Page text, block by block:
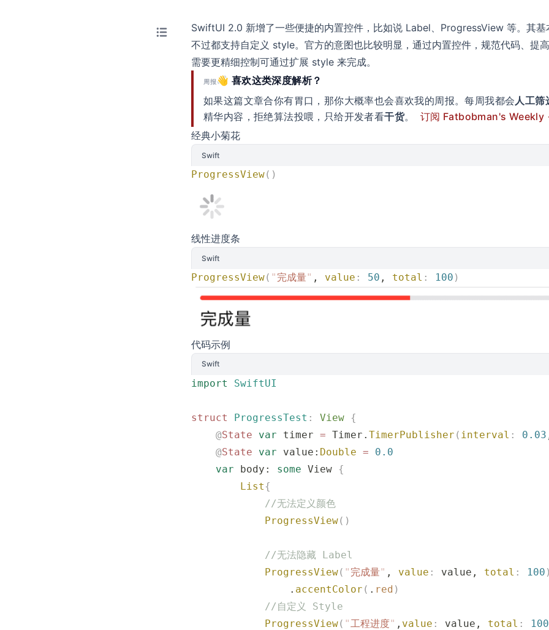
SwiftUI 2.0 新增了一些便捷的内置控件，比如说 Label、ProgressView 等。其基
不过都支持自定义 style。官方的意图也比较明显，通过内置控件，规范代码、提
需要更精细控制可通过扩展 style 来完成。
周报👋 喜欢这类深度解析？
如果这篇文章合你有胃口，那你大概率也会喜欢我的周报。每周我都会人工筛
精华内容，拒绝算法投喂，只给开发者看干货。
订阅 Fatbobman's Weekly
经典小菊花
Swift
ProgressView()
线性进度条
Swift
ProgressView( " 完成量" , value : 50 , total : 100 )
代码示例
Swift
import SwiftUI
struct ProgressTest : View {
    @
State var timer = Timer. TimerPublisher ( interval : 0.03
    @
State var value: Double = 0.0
    var
body: some View {
        List
{
            //无法定义颜色
            ProgressView
()
            //无法隐藏 Label
            ProgressView
( " 完成量" , value : value, total : 100 )
                .
accentColor ( . red )
            //自定义 Style
            ProgressView
( " 工程进度" , value : value, total : 100